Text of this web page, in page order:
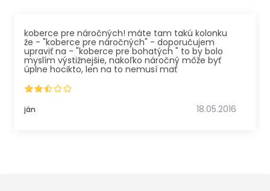
koberce pre náročných! máte tam takú kolonku
že - "koberce pre náročných" - doporučujem
upraviť na - "koberce pre bohatých " to by bolo
myslím výstižnejšie, nakoľko náročný môže byť
úplne hocikto, len na to nemusí mať
ján 18.05.2016